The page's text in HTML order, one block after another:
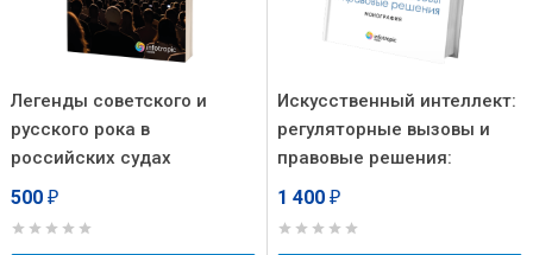
Легенды советского и
русского рока в
российских судах
500 ₽
Искусственный интеллект:
регуляторные вызовы и
правовые решения:
монография
1 400 ₽